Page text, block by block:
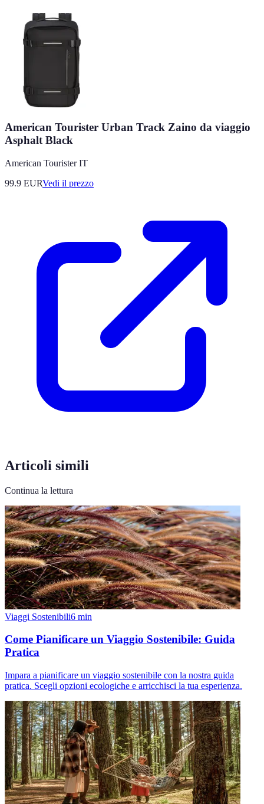
American Tourister Urban Track Zaino da viaggio
Asphalt Black
American Tourister IT
99.9 EURVedi il prezzo
Articoli simili
Continua la lettura
Viaggi Sostenibili6 min
Come Pianificare un Viaggio Sostenibile: Guida
Pratica
Impara a pianificare un viaggio sostenibile con la nostra guida
pratica. Scegli opzioni ecologiche e arricchisci la tua esperienza.